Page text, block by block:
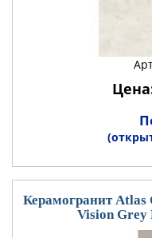
Керамогранит Atlas
Vision Grey